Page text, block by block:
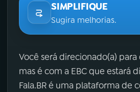
SIMPLIFIQUE
Sugira melhorias.
Você será direcionado(a) para
mas é com a EBC que estará
Fala.BR é uma plataforma de